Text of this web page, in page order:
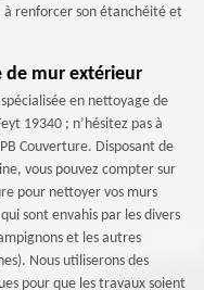
renforcer son étanchéité et
de mur extérieur
en nettoyage de
19340 ; n’hésitez pas à
Couverture. Disposant de
vous pouvez compter sur
pour nettoyer vos murs
sont envahis par les divers
et les autres
Nous utiliserons des
pour que les travaux soient